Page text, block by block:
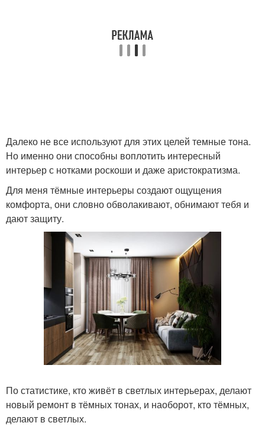
Далеко не все используют для этих целей темные тона.
Но именно они способны воплотить интересный
интерьер с нотками роскоши и даже аристократизма.
Для меня тёмные интерьеры создают ощущения
комфорта, они словно обволакивают, обнимают тебя и
дают защиту.
По статистике, кто живёт в светлых интерьерах, делают
новый ремонт в тёмных тонах, и наоборот, кто тёмных,
делают в светлых.